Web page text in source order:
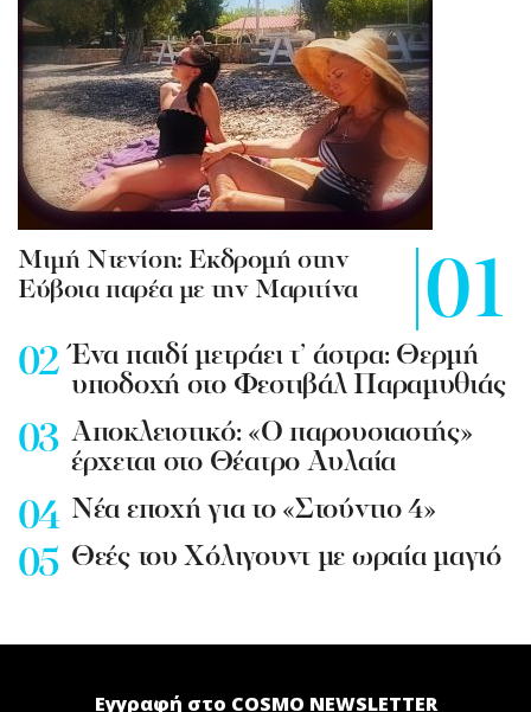
Mιμή Ντενίση: Εκδρομή στην
Εύβοια παρέα με την Μαριτίνα
Ένα παιδί μετράει τ’ άστρα: Θερμή
υποδοχή στο Φεστιβάλ Παραμυθιάς
Aποκλειστικό: «Ο παρουσιαστής»
έρχεται στο Θέατρο Αυλαία
Nέα εποχή για το «Στούντιο 4»
Θεές του Χόλιγουντ με ωραία μαγιό
Εγγραφή στο COSMO NEWSLETTER